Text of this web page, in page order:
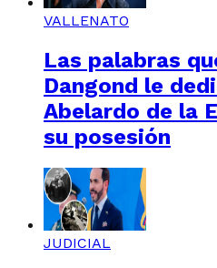
VALLENATO
Las palabras
Dangond le
Abelardo de la
su posesión
JUDICIAL